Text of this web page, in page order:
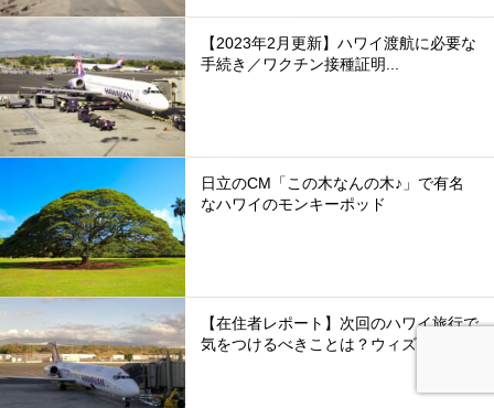
【2023年2月更新】ハワイ渡航に必要な
手続き／ワクチン接種証明...
日立のCM「この木なんの木♪」で有名
なハワイのモンキーポッド
【在住者レポート】次回のハワイ旅行で
気をつけるべきことは？ウィズ...